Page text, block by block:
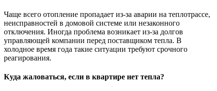
Чаще всего отопление пропадает из-за аварии на теплотрассе,
неисправностей в домовой системе или незаконного
отключения. Иногда проблема возникает из-за долгов
управляющей компании перед поставщиком тепла. В
холодное время года такие ситуации требуют срочного
реагирования.
Куда жаловаться, если в квартире нет тепла?